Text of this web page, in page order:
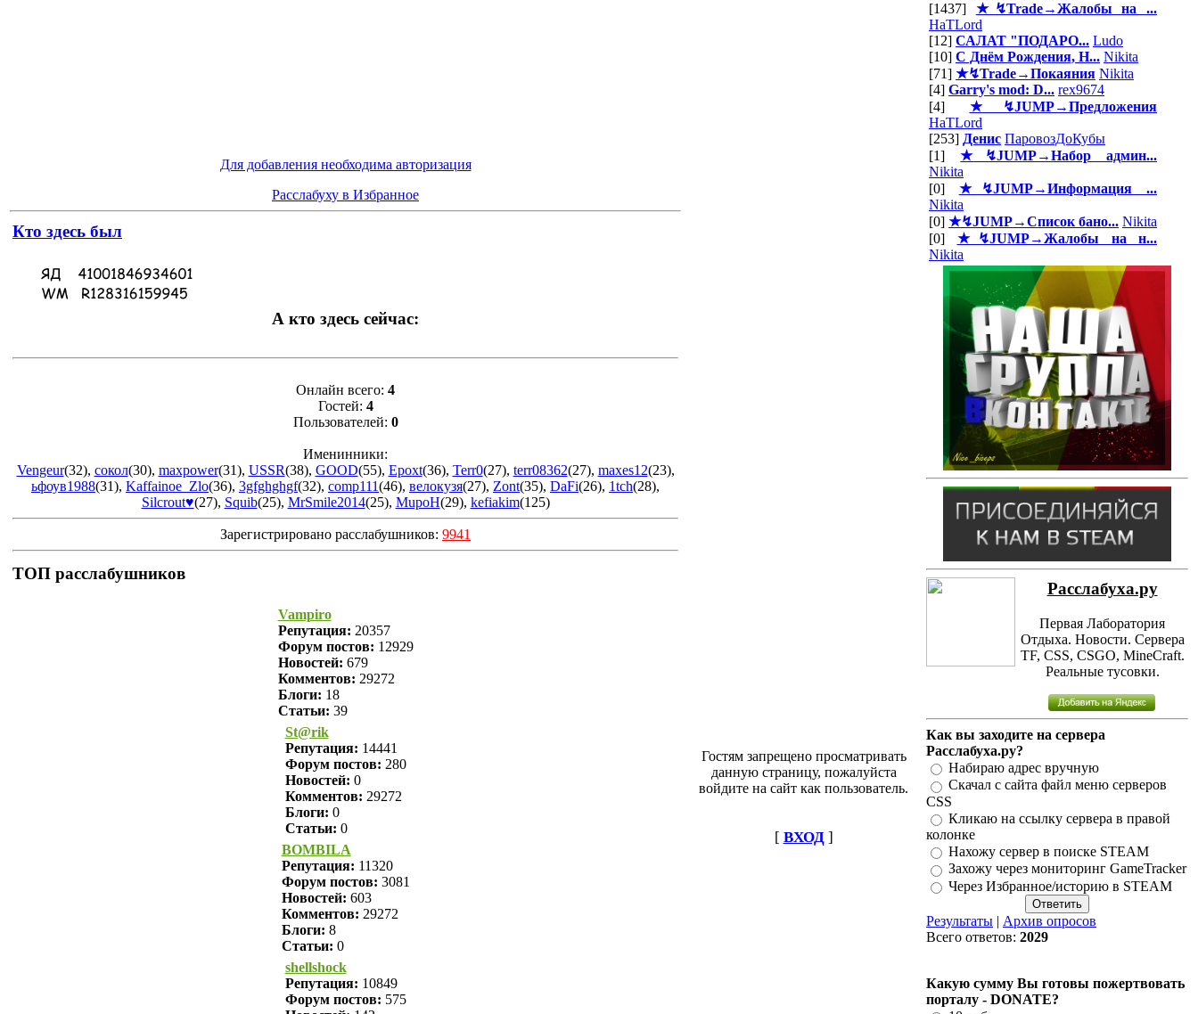
Для добавления необходима авторизация
Расслабуху в Избранное
Кто здесь был
А кто здесь сейчас:
Онлайн всего: 4
Гостей: 4
Пользователей: 0
Именинники:
Vengeur(32), сокол(30), maxpower(31), USSR(38), GOOD(55), Epoxt(36), Terr0(27), terr08362(27), maxes12(23),
ьфоув1988(31), Kaffainoe_Zlo(36), 3gfghghgf(32), comp111(46), велокузя(27), Zont(35), DaFi(26), 1tch(28),
Silcrout♥(27), Squib(25), MrSmile2014(25), MupoH(29), kefiakim(125)
Зарегистрировано расслабушников: 9941
ТОП расслабушников
Vampiro
Репутация: 20357
Форум постов: 12929
Новостей: 679
Комментов: 29272
Блоги: 18
Статьи: 39
St@rik
Репутация: 14441
Форум постов: 280
Новостей: 0
Комментов: 29272
Блоги: 0
Статьи: 0
BOMBILA
Репутация: 11320
Форум постов: 3081
Новостей: 603
Комментов: 29272
Блоги: 8
Статьи: 0
shellshock
Репутация: 10849
Форум постов: 575
Гостям запрещено просматривать
данную страницу, пожалуйста
войдите на сайт как пользователь.
[ ВХОД]
[1437] ★↯Trade→Жалобы на ...
HaTLord
[12] САЛАТ "ПОДАРО... Ludo
[10] С Днём Рождения, Н... Nikita
[71] ★↯Trade→Покаяния Nikita
[4] Garry's mod: D... rex9674
[4] ★↯JUMP→Предложения
HaTLord
[253] Денис ПаровозДоКубы
[1]★↯JUMP→Набор админ...
Nikita
[0] ★↯JUMP→Информация ...
Nikita
[0] ★↯JUMP→Список бано... Nikita
[0] ★↯JUMP→Жалобы на н...
Nikita
Расслабуха.ру
Первая Лаборатория
Отдыха. Новости. Сервера
TF, CSS, CSGO, MineCraft.
Реальные тусовки.
Как вы заходите на сервера
Расслабуха.ру?
Набираю адрес вручную
Скачал с сайта файл меню серверов
CSS
Кликаю на ссылку сервера в правой
колонке
Нахожу сервер в поиске STEAM
Захожу через мониторинг GameTracker
Через Избранное/историю в STEAM
Результаты | Архив опросов
Всего ответов: 2029
Какую сумму Вы готовы пожертвовать
порталу - DONATE?